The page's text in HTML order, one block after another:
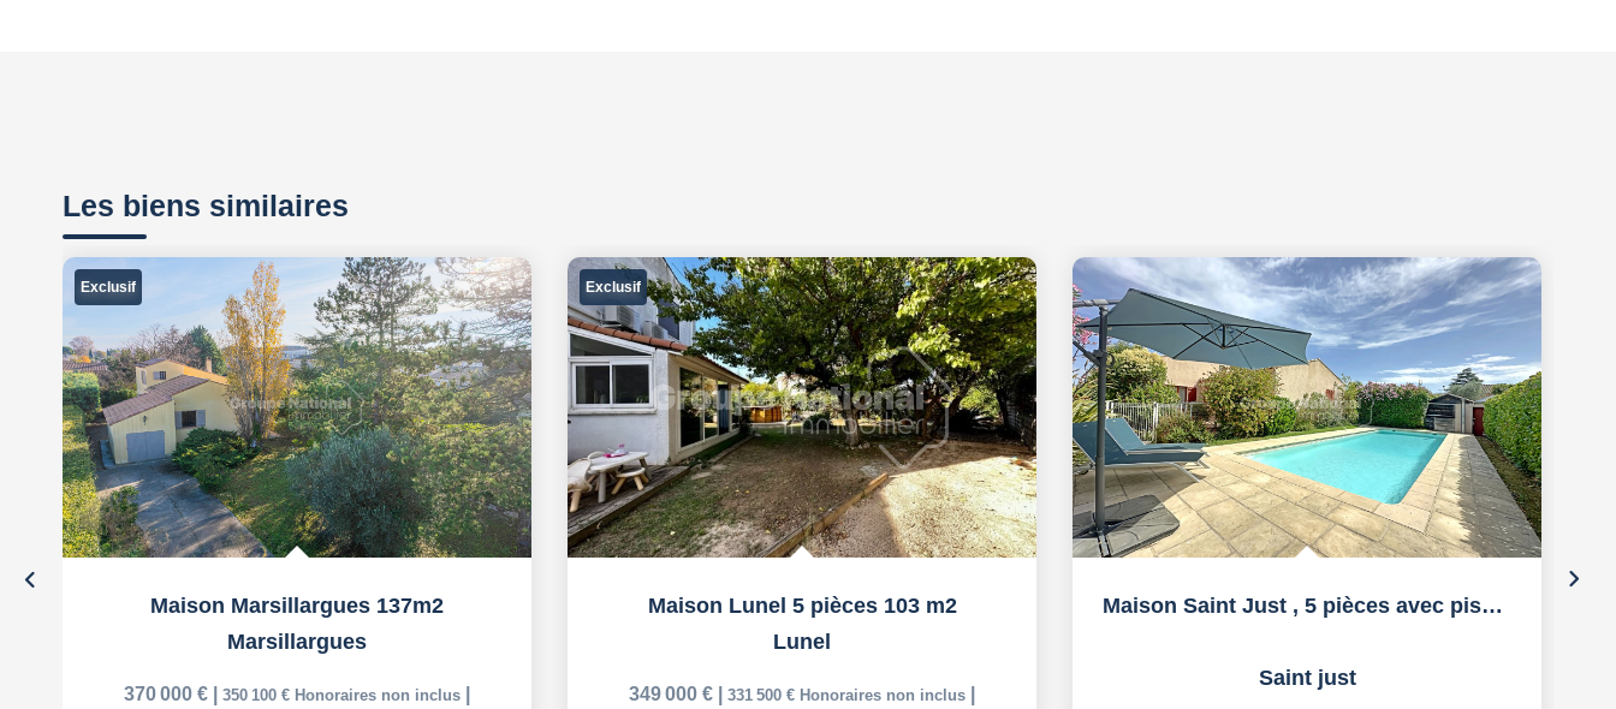
Les biens similaires
Exclusif
Maison Marsillargues 137m2
Marsillargues
370 000 € 350 100 € Honoraires non inclus
Exclusif
Maison Lunel 5 pièces 103 m2
Lunel
349 000 € 331 500 € Honoraires non inclus
Maison Saint Just , 5 pièces avec piscine
Saint just